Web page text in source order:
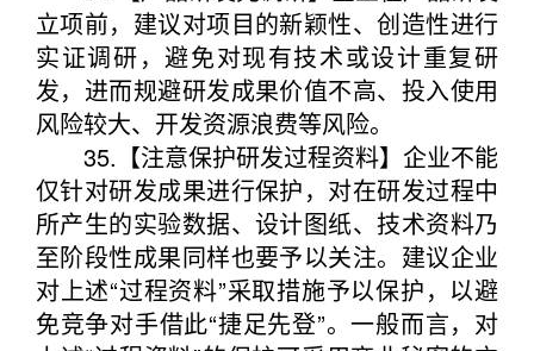
立项前，建议对项目的新颖性、创造性进行
实证调研，避免对现有技术或设计重复研
发，进而规避研发成果价值不高、投入使用
风险较大、开发资源浪费等风险。
35.【注意保护研发过程资料】企业不能
仅针对研发成果进行保护，对在研发过程中
所产生的实验数据、设计图纸、技术资料乃
至阶段性成果同样也要予以关注。建议企业
对上述“过程资料”采取措施予以保护，以避
免竞争对手借此“捷足先登”。一般而言，对